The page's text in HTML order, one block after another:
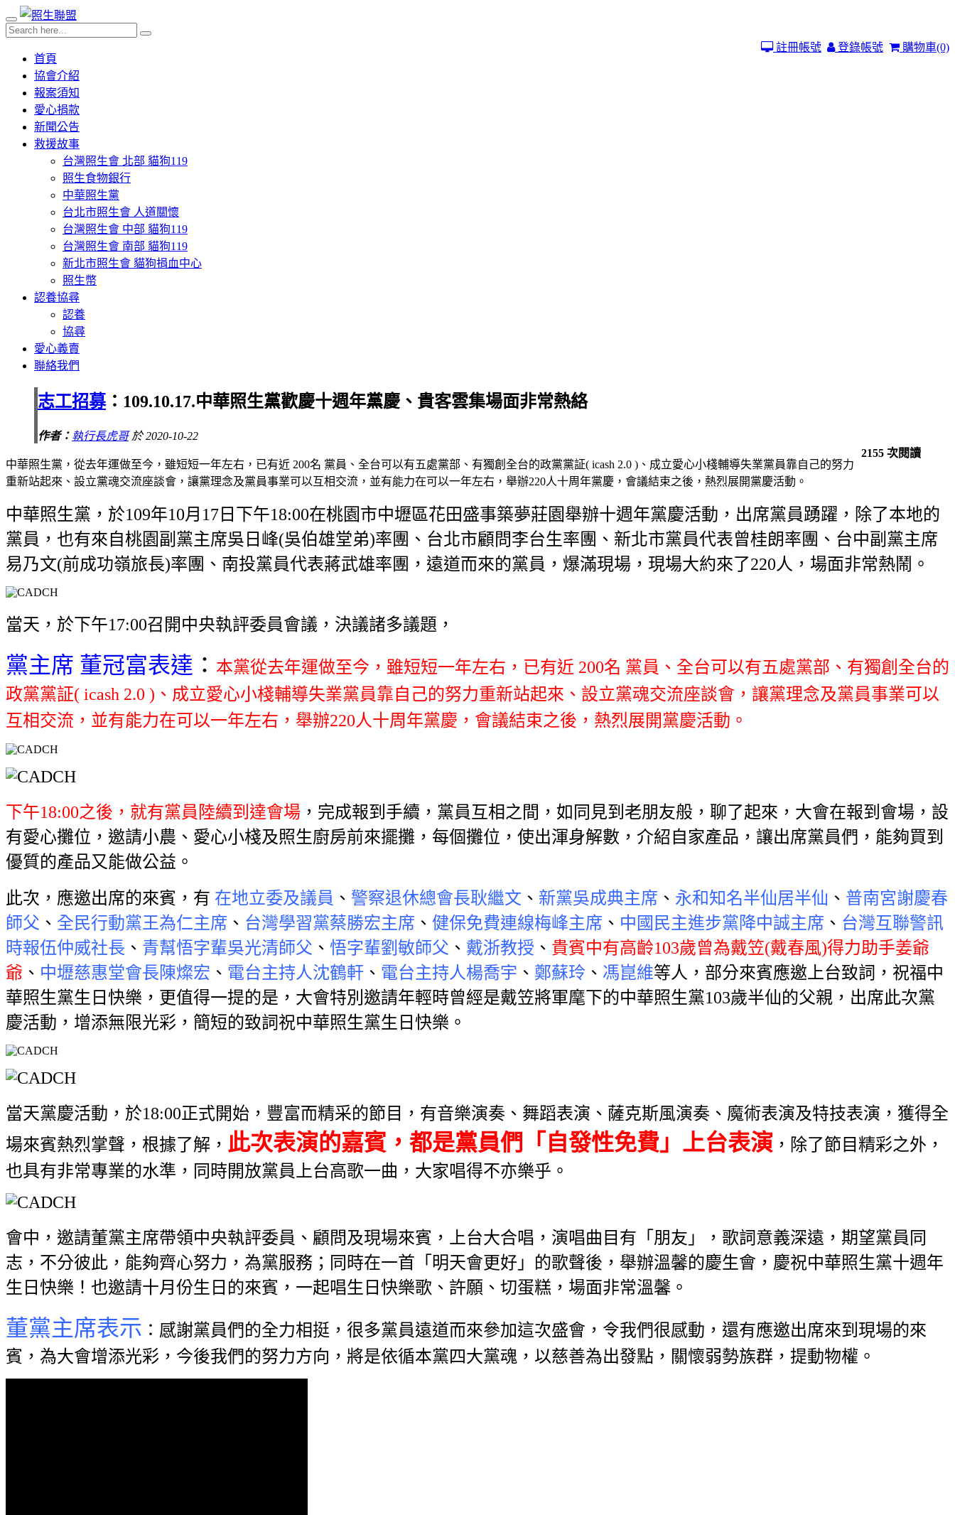
購物車(0)
登錄帳號
註冊帳號
首頁
協會介紹
報案須知
愛心捐款
新聞公告
救援故事
台灣照生會 北部 貓狗119
照生食物銀行
中華照生黨
台北市照生會 人道關懷
台灣照生會 中部 貓狗119
台灣照生會 南部 貓狗119
新北市照生會 貓狗捐血中心
照生幣
認養協尋
認養
協尋
愛心義賣
聯絡我們
志工招募：109.10.17.中華照生黨歡慶十週年黨慶、貴客雲集場面非常熱絡
作者： 執行長虎哥於 2020-10-22
2155 次閱讀
中華照生黨，從去年運做至今，雖短短一年左右，已有近 200名 黨員、全台可以有五處黨部、有獨創全台的政黨黨証( icash 2.0 )、成立愛心小棧輔導失業黨員靠自己的努力
重新站起來、設立黨魂交流座談會，讓黨理念及黨員事業可以互相交流，並有能力在可以一年左右，舉辦220人十周年黨慶，會議結束之後，熱烈展開黨慶活動。
中華照生黨，於109年10月17日下午18:00在桃園市中壢區花田盛事築夢莊園舉辦十週年黨慶活動，出席黨員踴躍，除了本地的
黨員，也有來自桃園副黨主席吳日峰(吳伯雄堂弟)率團、台北市顧問李台生率團、新北市黨員代表曾桂朗率團、台中副黨主席
易乃文(前成功嶺旅長)率團、南投黨員代表蔣武雄率團，遠道而來的黨員，爆滿現場，現場大約來了220人，場面非常熱鬧。
當天，於下午17:00召開中央執評委員會議，決議諸多議題，
黨主席 董冠富表達 ： 本黨從去年運做至今，雖短短一年左右，已有近 200名 黨員、全台可以有五處黨部、有獨創全台的
政黨黨証( icash 2.0 )、成立愛心小棧輔導失業黨員靠自己的努力重新站起來、設立黨魂交流座談會，讓黨理念及黨員事業可以
互相交流，並有能力在可以一年左右，舉辦220人十周年黨慶，會議結束之後，熱烈展開黨慶活動。
下午18:00之後，就有黨員陸續到達會場 ，完成報到手續，黨員互相之間，如同見到老朋友般，聊了起來，大會在報到會場，設
有愛心攤位，邀請小農、愛心小棧及照生廚房前來擺攤，每個攤位，使出渾身解數，介紹自家產品，讓出席黨員們，能夠買到
優質的產品又能做公益。
此次，應邀出席的來賓，有 在地立委及議員 、 警察退休總會長耿繼文 、 新黨吳成典主席 、 永和知名半仙居半仙 、 普南宮謝慶春
師父 、 全民行動黨王為仁主席 、 台灣學習黨蔡勝宏主席 、 健保免費連線梅峰主席 、 中國民主進步黨降中誠主席 、 台灣互聯警訊
時報伍仲威社長 、 青幫悟字輩吳光清師父 、 悟字輩劉敏師父 、 戴浙教授 、 貴賓中有高齡103歲曾為戴笠(戴春風)得力助手姜爺
爺 、 中壢慈惠堂會長陳燦宏 、 電台主持人沈鶴軒 、 電台主持人楊喬宇 、 鄭蘇玲 、 馮崑維等人，部分來賓應邀上台致詞，祝福中
華照生黨生日快樂，更值得一提的是，大會特別邀請年輕時曾經是戴笠將軍麾下的中華照生黨103歲半仙的父親，出席此次黨
慶活動，增添無限光彩，簡短的致詞祝中華照生黨生日快樂。
當天黨慶活動，於18:00正式開始，豐富而精采的節目，有音樂演奏、舞蹈表演、薩克斯風演奏、魔術表演及特技表演，獲得全
場來賓熱烈掌聲，根據了解， 此次表演的嘉賓，都是黨員們「自發性免費」上台表演 ，除了節目精彩之外，
也具有非常專業的水準，同時開放黨員上台高歌一曲，大家唱得不亦樂乎。
會中，邀請董黨主席帶領中央執評委員、顧問及現場來賓，上台大合唱，演唱曲目有「朋友」，歌詞意義深遠，期望黨員同
志，不分彼此，能夠齊心努力，為黨服務；同時在一首「明天會更好」的歌聲後，舉辦溫馨的慶生會，慶祝中華照生黨十週年
生日快樂！也邀請十月份生日的來賓，一起唱生日快樂歌、許願、切蛋糕，場面非常溫馨。
董黨主席表示 ：感謝黨員們的全力相挺，很多黨員遠道而來參加這次盛會，令我們很感動，還有應邀出席來到現場的來
賓，為大會增添光彩，今後我們的努力方向，將是依循本黨四大黨魂，以慈善為出發點，關懷弱勢族群，提動物權。